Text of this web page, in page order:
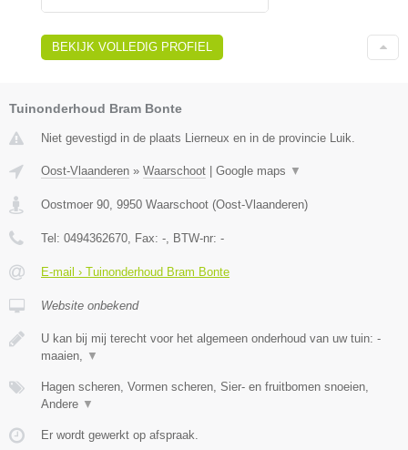
BEKIJK VOLLEDIG PROFIEL
Tuinonderhoud Bram Bonte
Niet gevestigd in de plaats Lierneux en in de provincie Luik.
Oost-Vlaanderen » Waarschoot Google maps ▼
Oostmoer 90, 9950 Waarschoot (Oost-Vlaanderen)
Tel: 0494362670, Fax: -, BTW-nr: -
E-mail › Tuinonderhoud Bram Bonte
Website onbekend
U kan bij mij terecht voor het algemeen onderhoud van uw tuin: -
maaien, ▼
Hagen scheren, Vormen scheren, Sier- en fruitbomen snoeien,
Andere ▼
Er wordt gewerkt op afspraak.